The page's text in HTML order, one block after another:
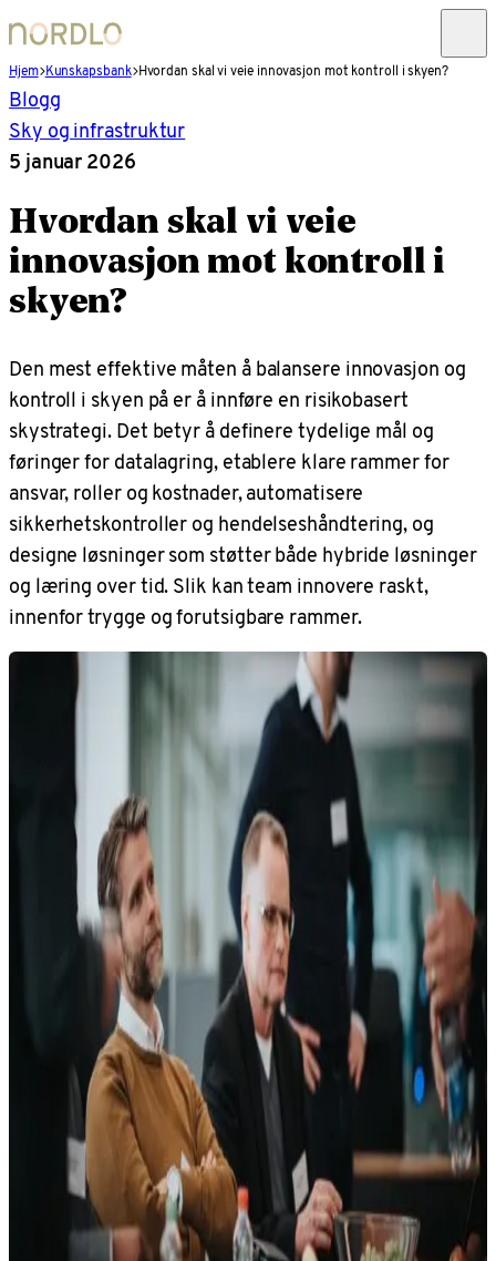
Hjem Kunskapsbank Hvordan skal vi veie innovasjon mot kontroll i skyen?
Blogg
Sky og infrastruktur
5 januar 2026
Hvordan skal vi veie
innovasjon mot kontroll i
skyen?
Den mest effektive måten å balansere innovasjon og
kontroll i skyen på er å innføre en risikobasert
skystrategi. Det betyr å definere tydelige mål og
føringer for datalagring, etablere klare rammer for
ansvar, roller og kostnader, automatisere
sikkerhetskontroller og hendelseshåndtering, og
designe løsninger som støtter både hybride løsninger
og læring over tid. Slik kan team innovere raskt,
innenfor trygge og forutsigbare rammer.